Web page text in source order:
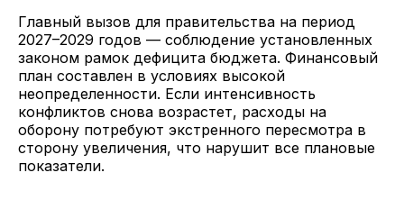
Главный вызов для правительства на период
2027–2029 годов — соблюдение установленных
законом рамок дефицита бюджета. Финансовый
план составлен в условиях высокой
неопределенности. Если интенсивность
конфликтов снова возрастет, расходы на
оборону потребуют экстренного пересмотра в
сторону увеличения, что нарушит все плановые
показатели.